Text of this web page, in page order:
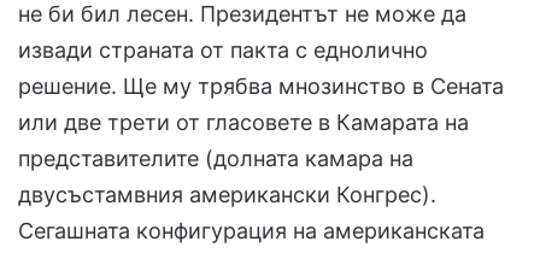
не би бил лесен. Президентът не може да
извади страната от пакта с еднолично
решение. Ще му трябва мнозинство в Сената
или две трети от гласовете в Камарата на
представителите (долната камара на
двусъстамвния американски Конгрес).
Сегашната конфигурация на американската